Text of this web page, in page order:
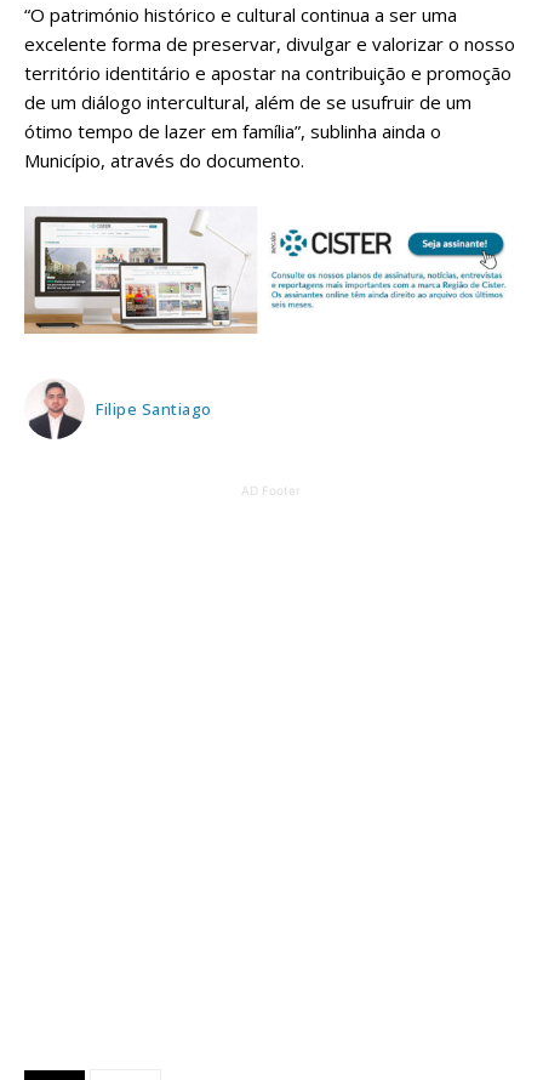
“O património histórico e cultural continua a ser uma
excelente forma de preservar, divulgar e valorizar o nosso
território identitário e apostar na contribuição e promoção
de um diálogo intercultural, além de se usufruir de um
ótimo tempo de lazer em família”, sublinha ainda o
Município, através do documento.
Filipe Santiago
AD Footer